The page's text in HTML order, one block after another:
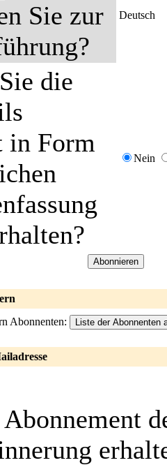
Sie zur
Deutsch
die
in Form
Nein
Abonnenten: